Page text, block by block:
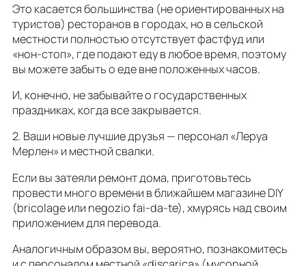
Это касается большинства (не ориентированных на
туристов) ресторанов в городах, но в сельской
местности полностью отсутствует фастфуд или
«нон-стоп», где подают еду в любое время, поэтому
вы можете забыть о еде вне положенных часов.
И, конечно, не забывайте о государственных
праздниках, когда все закрывается.
2. Ваши новые лучшие друзья — персонал «Леруа
Мерлен» и местной свалки.
Если вы затеяли ремонт дома, приготовьтесь
провести много времени в ближайшем магазине DIY
(bricolage или negozio fai-da-te), хмурясь над своим
приложением для перевода.
Аналогичным образом вы, вероятно, познакомитесь